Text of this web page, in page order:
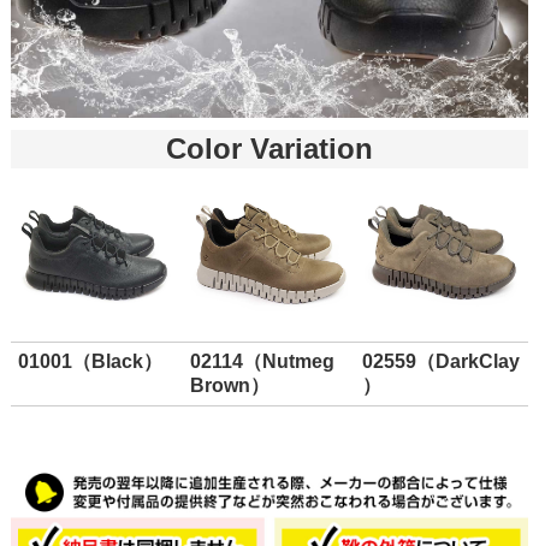
Color Variation
01001（Black）
02114（Nutmeg
Brown）
02559（DarkClay
）